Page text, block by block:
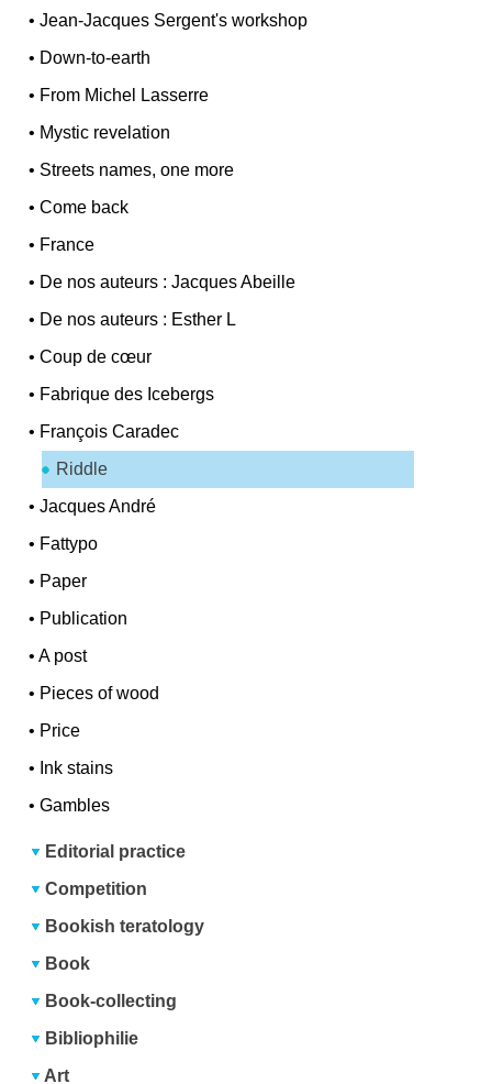
•Jean-Jacques Sergent's workshop
• Down-to-earth
• From Michel Lasserre
• Mystic revelation
• Streets names, one more
•Come back
• France
• De nos auteurs : Jacques Abeille
• De nos auteurs : Esther L
•Coup de cœur
• Fabrique des Icebergs
• François Caradec
Riddle
•Jacques André
• Fattypo
• Paper
• Publication
•A post
• Pieces of wood
• Price
• Ink stains
•Gambles
Editorial practice
Competition
Bookish teratology
Book
Book-collecting
Bibliophilie
Art